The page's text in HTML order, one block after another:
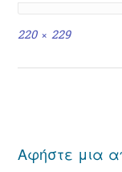
Full
220 × 229
Αφήστε μια